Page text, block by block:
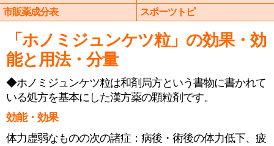
市販薬成分表
スポーツトピ
「ホノミジュンケツ粒」の効果・効
能と用法・分量
◆ホノミジュンケツ粒は和剤局方という書物に書かれて
いる処方を基本にした漢方薬の顆粒剤です。
効能・効果
体力虚弱なものの次の諸症：病後・術後の体力低下、疲